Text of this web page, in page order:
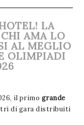
LA
AMA LO
AL MEGLIO
OLIMPIADI
il primo grande
di gara distribuiti